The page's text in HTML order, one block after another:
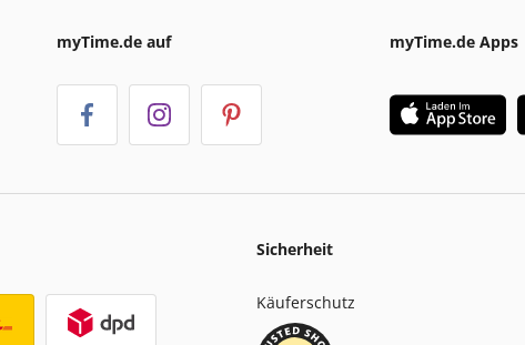
myTime.de auf myTime.de Apps
Sicherheit
Käuferschutz